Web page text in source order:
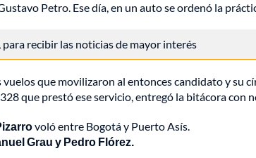
Petro. Ese día, en un auto se ordenó la
, para recibir las noticias de mayor interés
que movilizaron al entonces candidato y su
que prestó ese servicio, entregó la bitácora con
voló entre Bogotá y Puerto Asís.
Grau y Pedro Flórez.